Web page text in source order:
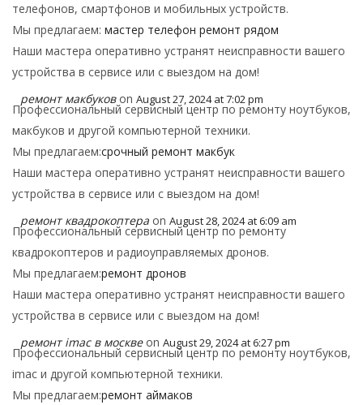
телефонов, смартфонов и мобильных устройств.
Мы предлагаем: мастер телефон ремонт рядом
Наши мастера оперативно устранят неисправности вашего
устройства в сервисе или с выездом на дом!
ремонт макбуков on August 27, 2024 at 7:02 pm
Профессиональный сервисный центр по ремонту ноутбуков,
макбуков и другой компьютерной техники.
Мы предлагаем:срочный ремонт макбук
Наши мастера оперативно устранят неисправности вашего
устройства в сервисе или с выездом на дом!
ремонт квадрокоптера on August 28, 2024 at 6:09 am
Профессиональный сервисный центр по ремонту
квадрокоптеров и радиоуправляемых дронов.
Мы предлагаем:ремонт дронов
Наши мастера оперативно устранят неисправности вашего
устройства в сервисе или с выездом на дом!
ремонт imac в москве on August 29, 2024 at 6:27 pm
Профессиональный сервисный центр по ремонту ноутбуков,
imac и другой компьютерной техники.
Мы предлагаем:ремонт аймаков